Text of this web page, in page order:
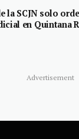
la SCJN solo
en Quintana
Advertisement